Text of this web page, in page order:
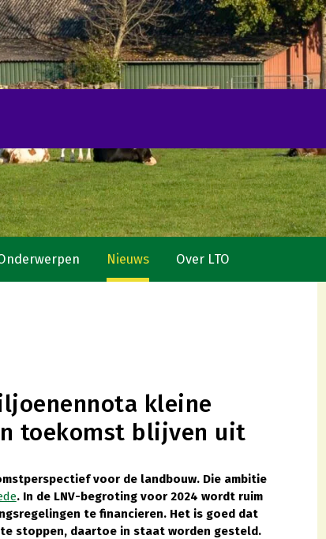
Nieuws Over LTO
kleine
toekomst blijven uit
voor de landbouw. Die ambitie
. In de LNV-begroting voor 2024 wordt ruim
te financieren. Het is goed dat
stoppen, daartoe in staat worden gesteld.